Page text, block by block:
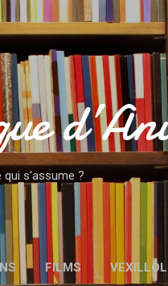
qui s'assume ?
FILMS